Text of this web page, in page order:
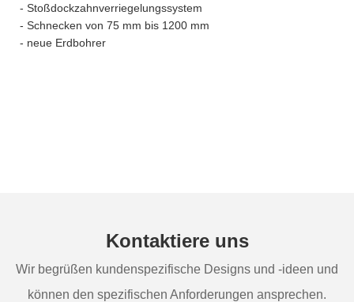
- Stoßdockzahnverriegelungssystem
- Schnecken von 75 mm bis 1200 mm
- neue Erdbohrer
Kontaktiere uns
Wir begrüßen kundenspezifische Designs und -ideen und
können den spezifischen Anforderungen ansprechen.